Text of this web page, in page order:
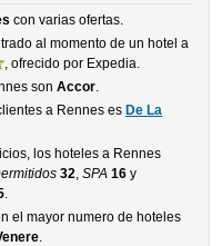
con varias ofertas.
al momento de un hotel a
, ofrecido por Expedia.
sonAccor.
a Rennes es De La
los hoteles a Rennes
32,SPA 16 y
.
el mayor numero de hoteles
.